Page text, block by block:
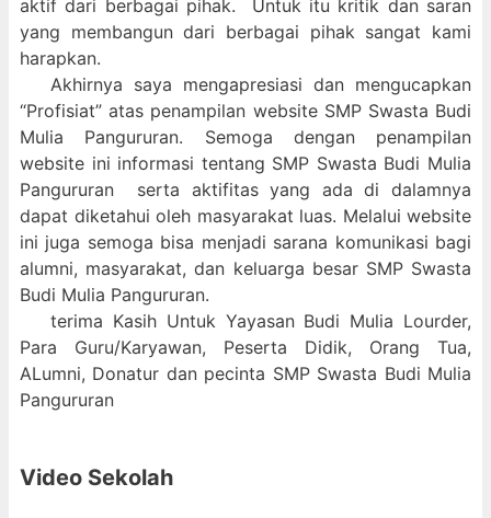
aktif dari berbagai pihak. Untuk itu kritik dan saran
yang membangun dari berbagai pihak sangat kami
harapkan.
Akhirnya saya mengapresiasi dan mengucapkan
“Profisiat” atas penampilan website SMP Swasta Budi
Mulia Pangururan. Semoga dengan penampilan
website ini informasi tentang SMP Swasta Budi Mulia
Pangururan serta aktifitas yang ada di dalamnya
dapat diketahui oleh masyarakat luas. Melalui website
ini juga semoga bisa menjadi sarana komunikasi bagi
alumni, masyarakat, dan keluarga besar SMP Swasta
Budi Mulia Pangururan.
terima Kasih Untuk Yayasan Budi Mulia Lourder,
Para Guru/Karyawan, Peserta Didik, Orang Tua,
ALumni, Donatur dan pecinta SMP Swasta Budi Mulia
Pangururan
Video Sekolah